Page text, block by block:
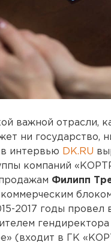
важной отрасли,
ни государство,
в интервью DK.RU
компаний
Филипп
2017 годы провел
(входит в ГК